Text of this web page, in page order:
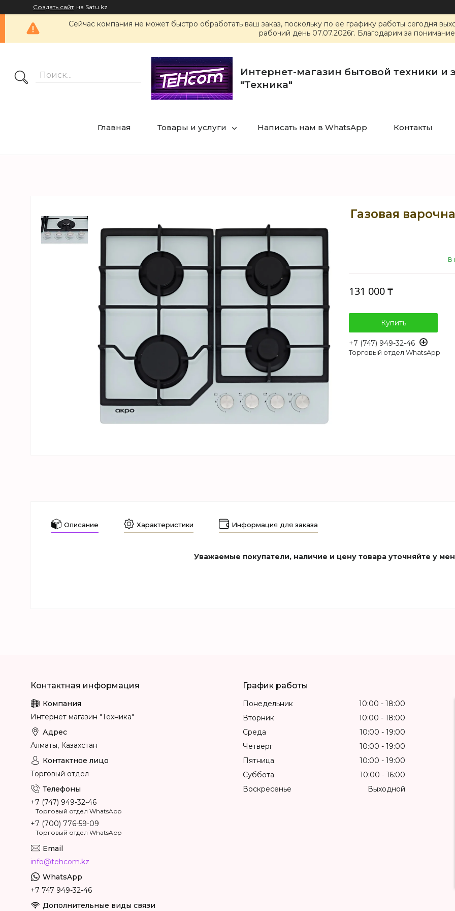
Создать сайт на Satu.kz
Сейчас компания не может быстро обработать ваш заказ, поскольку по ее графику работы сегодня
рабочий день 07.07.2026г. Благодарим за
Интернет-магазин бытовой техники и
"Техника"
Главная Товары и услуги Написать нам в WhatsApp Контакты
Газовая
В
131 000 ₸
Купить
+7 (747) 949-32-46
Торговый отдел WhatsApp
Описание Характеристики Информация для заказа
Уважаемые покупатели, наличие и цену товара уточняйте у
Интернет магазин "Техника"
Алматы, Казахстан
Торговый отдел
+7 (747) 949-32-46
Торговый отдел WhatsApp
+7 (700) 776-59-09
Торговый отдел WhatsApp
info@tehcom.kz
+7 747 949-32-46
График работы
Понедельник 10:00
18:00
Вторник
10:00
18:00
Среда
10:00
19:00
Четверг
10:00
19:00
Пятница
10:00
19:00
Суббота
10:00
16:00
Воскресенье
Выходной